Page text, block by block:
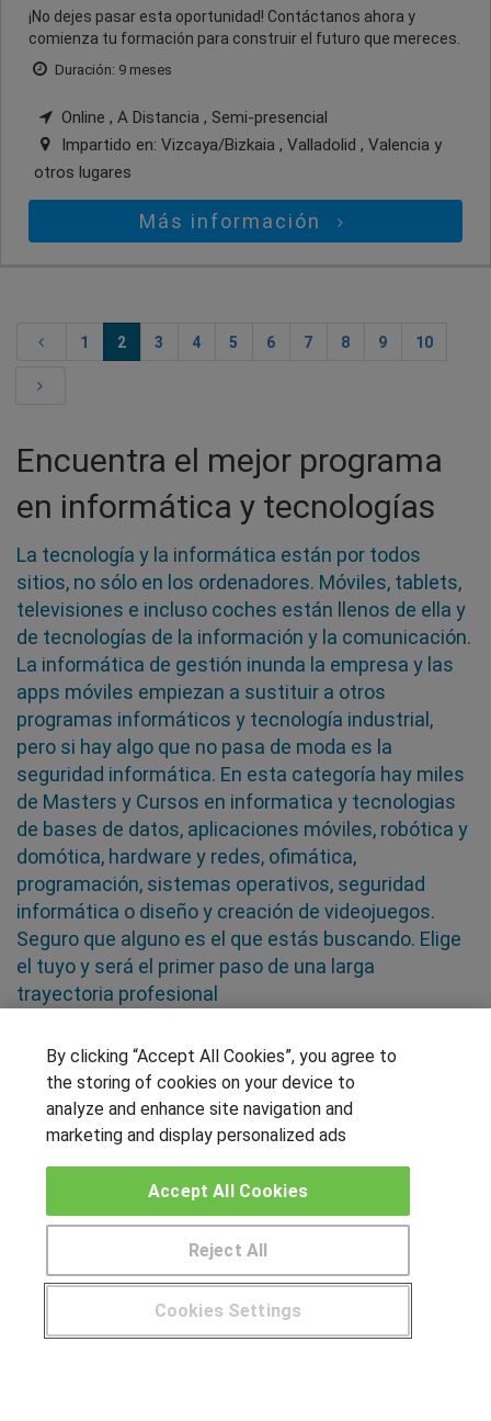
¡No dejes pasar esta oportunidad! Contáctanos ahora y
comienza tu formación para construir el futuro que mereces.
Duración: 9 meses
Online , A Distancia , Semi-presencial
Impartido en: Vizcaya/Bizkaia , Valladolid , Valencia y
otros lugares
Más información
1 2 3 4 5 6 7 8 9 10
Encuentra el mejor programa
en informática y tecnologías
La tecnología y la informática están por todos
sitios, no sólo en los ordenadores. Móviles, tablets,
televisiones e incluso coches están llenos de ella y
de tecnologías de la información y la comunicación.
La informática de gestión inunda la empresa y las
apps móviles empiezan a sustituir a otros
programas informáticos y tecnología industrial,
pero si hay algo que no pasa de moda es la
seguridad informática. En esta categoría hay miles
de Masters y Cursos en informatica y tecnologias
de bases de datos, aplicaciones móviles, robótica y
domótica, hardware y redes, ofimática,
programación, sistemas operativos, seguridad
informática o diseño y creación de videojuegos.
Seguro que alguno es el que estás buscando. Elige
el tuyo y será el primer paso de una larga
trayectoria profesional
SÍGUENOS EN LAS REDES
Muro de los idiomas
Hablemos de empleo
CENTROS DE FORMACIÓN
¿Tienes alguna duda? 900 264 357
By clicking “Accept All Cookies”, you agree to
the storing of cookies on your device to
analyze and enhance site navigation and
marketing and display personalized ads
Cookies Settings
Reject All
Accept All Cookies